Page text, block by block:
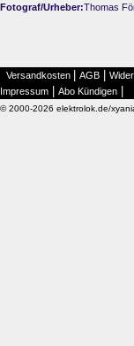
Fotograf/Urheber:Thomas
Versandkosten AGB
Impressum Abo Kündigen
© 2000-2026 elektrolok.de/